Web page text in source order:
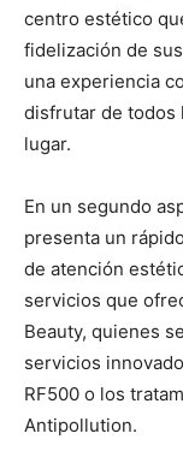
centro estético
fidelización de
una experiencia
disfrutar de todos
lugar.
En un segundo
presenta un
de atención
servicios que
Beauty, quienes
servicios
RF500 o los
Antipollution.